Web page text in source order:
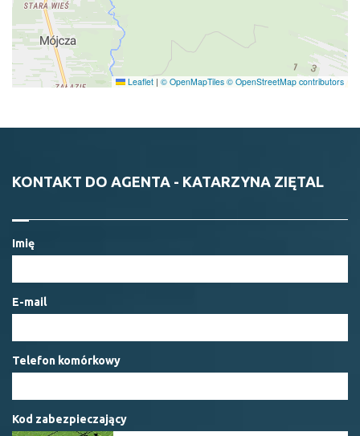
Leaflet | © OpenMapTiles © OpenStreetMap contributors
KONTAKT DO AGENTA - KATARZYNA ZIĘTAL
Imię
E-mail
Telefon komórkowy
Kod zabezpieczający